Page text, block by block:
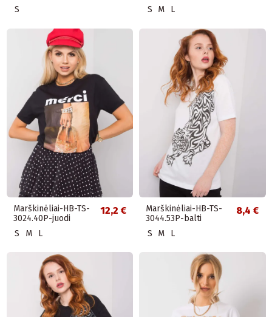
S S M L
Marškinėliai-HB-TS-
3024.40P-juodi
12,2 €
S M L
Marškinėliai-HB-TS-
3044.53P-balti
8,4 €
S M L